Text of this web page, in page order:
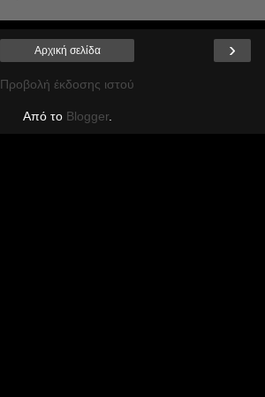
›
Αρχική σελίδα
Προβολή έκδοσης ιστού
Από το Blogger.